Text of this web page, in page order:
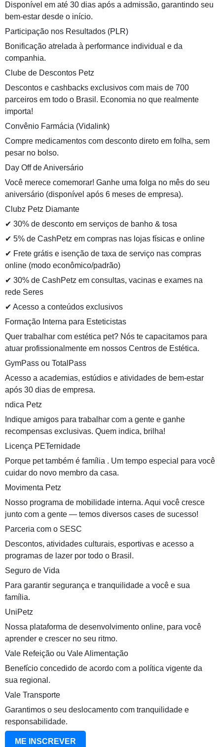
Disponível em até 30 dias após a admissão, garantindo seu
bem-estar desde o início.
Participação nos Resultados (PLR)
Bonificação atrelada à performance individual e da
companhia.
Clube de Descontos Petz
Descontos e cashbacks exclusivos com mais de 700
parceiros em todo o Brasil. Economia no que realmente
importa!
Convênio Farmácia (Vidalink)
Compre medicamentos com desconto direto em folha, sem
pesar no bolso.
Day Off de Aniversário
Você merece comemorar! Ganhe uma folga no mês do seu
aniversário (disponível após 6 meses de empresa).
Clubz Petz Diamante
✔ 30% de desconto em serviços de banho & tosa
✔ 5% de CashPetz em compras nas lojas físicas e online
✔ Frete grátis e isenção de taxa de serviço nas compras
online (modo econômico/padrão)
✔ 30% de CashPetz em consultas, vacinas e exames na
rede Seres
✔ Acesso a conteúdos exclusivos
Formação Interna para Esteticistas
Quer trabalhar com estética pet? Nós te capacitamos para
atuar profissionalmente em nossos Centros de Estética.
️‍GymPass ou TotalPass
Acesso a academias, estúdios e atividades de bem-estar
após 30 dias de empresa.
‍ndica Petz
Indique amigos para trabalhar com a gente e ganhe
recompensas exclusivas. Quem indica, brilha!
Licença PETernidade
Porque pet também é família . Um tempo especial para você
cuidar do novo membro da casa.
Movimenta Petz
Nosso programa de mobilidade interna. Aqui você cresce
junto com a gente — temos diversos cases de sucesso!
Parceria com o SESC
Descontos, atividades culturais, esportivas e acesso a
programas de lazer por todo o Brasil.
Seguro de Vida
Para garantir segurança e tranquilidade a você e sua
família.
UniPetz
Nossa plataforma de desenvolvimento online, para você
aprender e crescer no seu ritmo.
Vale Refeição ou Vale Alimentação
Benefício concedido de acordo com a política vigente da
sua regional.
Vale Transporte
Garantimos o seu deslocamento com tranquilidade e
responsabilidade.
ME INSCREVER